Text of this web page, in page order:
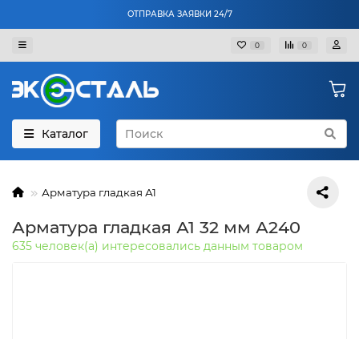
ОТПРАВКА ЗАЯВКИ 24/7
0 0
Каталог
Арматура гладкая А1
Арматура гладкая А1 32 мм А240
635 человек(а) интересовались данным товаром